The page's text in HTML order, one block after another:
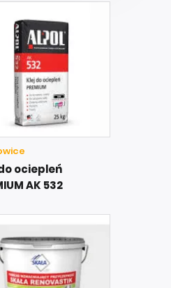
ociepleń
AK 532